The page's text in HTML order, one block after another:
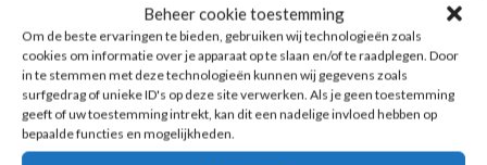
Beheer cookie toestemming
Om de beste ervaringen te bieden, gebruiken wij technologieën zoals
cookies om informatie over je apparaat op te slaan en/of te raadplegen. Door
in te stemmen met deze technologieën kunnen wij gegevens zoals
surfgedrag of unieke ID's op deze site verwerken. Als je geen toestemming
geeft of uw toestemming intrekt, kan dit een nadelige invloed hebben op
bepaalde functies en mogelijkheden.
Vrouw, 64 jaar, viel 14 kilo af en dat is
nog maar het begin …
Marloes van Mook – 31 jaar